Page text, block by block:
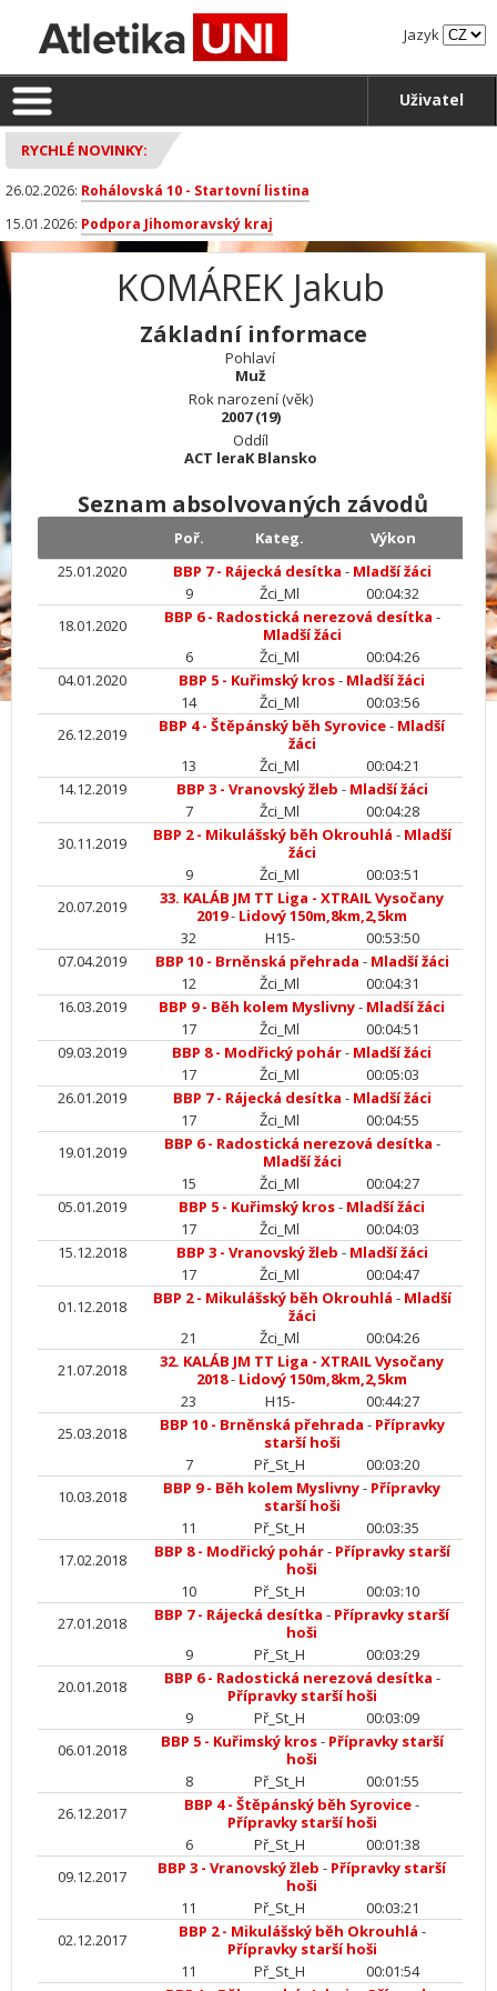
Jazyk
Uživatel
RYCHLÉ NOVINKY:
26.02.2026: Rohálovská 10 - Startovní listina
15.01.2026: Podpora Jihomoravský kraj
KOMÁREK Jakub
Základní informace
Pohlaví
Muž
Rok narození (věk)
2007 (19)
Oddíl
ACT leraK Blansko
Seznam absolvovaných závodů
Poř. Kateg.
Výkon
25.01.2020
BBP 7 - Rájecká desítka - Mladší žáci
9
Žci_Ml
00:04:32
18.01.2020
BBP 6 - Radostická nerezová desítka -
Mladší žáci
6
Žci_Ml
00:04:26
04.01.2020
BBP 5 - Kuřimský kros- Mladší žáci
14
Žci_Ml
00:03:56
26.12.2019
BBP 4 - Štěpánský běh Syrovice- Mladší
žáci
13
Žci_Ml
00:04:21
14.12.2019
BBP 3 - Vranovský žleb - Mladší žáci
7
Žci_Ml
00:04:28
30.11.2019
BBP 2 - Mikulášský běh Okrouhlá - Mladší
žáci
9
Žci_Ml
00:03:51
20.07.2019
33. KALÁB JM TT Liga - XTRAIL Vysočany
2019- Lidový 150m,8km,2,5km
32
H15-
00:53:50
07.04.2019
BBP 10 - Brněnská přehrada - Mladší žáci
12
Žci_Ml
00:04:31
16.03.2019
BBP 9 - Běh kolem Myslivny- Mladší žáci
17
Žci_Ml
00:04:51
09.03.2019
BBP 8 - Modřický pohár- Mladší žáci
17
Žci_Ml
00:05:03
26.01.2019
BBP 7 - Rájecká desítka - Mladší žáci
17
Žci_Ml
00:04:55
19.01.2019
BBP 6 - Radostická nerezová desítka -
Mladší žáci
15
Žci_Ml
00:04:27
05.01.2019
BBP 5 - Kuřimský kros- Mladší žáci
17
Žci_Ml
00:04:03
15.12.2018
BBP 3 - Vranovský žleb - Mladší žáci
17
Žci_Ml
00:04:47
01.12.2018
BBP 2 - Mikulášský běh Okrouhlá - Mladší
žáci
21
Žci_Ml
00:04:26
21.07.2018
32. KALÁB JM TT Liga - XTRAIL Vysočany
2018- Lidový 150m,8km,2,5km
23
H15-
00:44:27
25.03.2018
BBP 10 - Brněnská přehrada - Přípravky
starší hoši
7
Př_St_H
00:03:20
10.03.2018
BBP 9 - Běh kolem Myslivny- Přípravky
starší hoši
11
Př_St_H
00:03:35
17.02.2018
BBP 8 - Modřický pohár- Přípravky starší
hoši
10
Př_St_H
00:03:10
27.01.2018
BBP 7 - Rájecká desítka - Přípravky starší
hoši
9
Př_St_H
00:03:29
20.01.2018
BBP 6 - Radostická nerezová desítka -
Přípravky starší hoši
9
Př_St_H
00:03:09
06.01.2018
BBP 5 - Kuřimský kros- Přípravky starší
hoši
8
Př_St_H
00:01:55
26.12.2017
BBP 4 - Štěpánský běh Syrovice-
Přípravky starší hoši
6
Př_St_H
00:01:38
09.12.2017
BBP 3 - Vranovský žleb - Přípravky starší
hoši
11
Př_St_H
00:03:21
02.12.2017
BBP 2 - Mikulášský běh Okrouhlá -
Přípravky starší hoši
11
Př_St_H
00:01:54